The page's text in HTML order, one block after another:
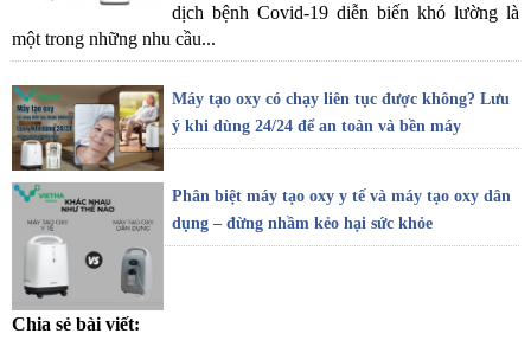
dịch bệnh Covid-19 diễn biến khó lường là
một trong những nhu cầu...
Máy tạo oxy có chạy liên tục được không? Lưu
ý khi dùng 24/24 để an toàn và bền máy
Phân biệt máy tạo oxy y tế và máy tạo oxy dân
dụng – đừng nhầm kẻo hại sức khỏe
Chia sẻ bài viết: